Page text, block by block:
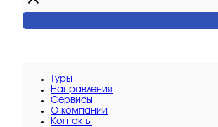
Туры
Направления
Сервисы
O компании
Контакты